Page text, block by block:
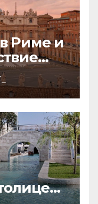
Риме и